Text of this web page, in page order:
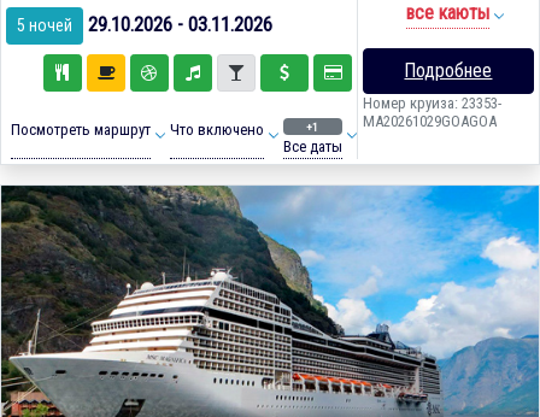
5 ночей 29.10.2026 - 03.11.2026
Посмотреть маршрут Что включено +1
Все даты
все каюты
Подробнее
Номер круиза: 23353-
MA20261029GOAGOA